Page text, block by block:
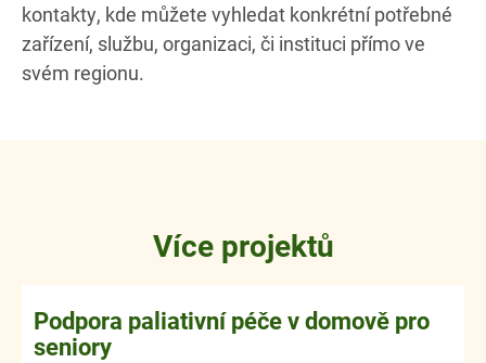
kontakty, kde můžete vyhledat konkrétní potřebné
zařízení, službu, organizaci, či instituci přímo ve
svém regionu.
Více projektů
Podpora paliativní péče v domově pro
seniory